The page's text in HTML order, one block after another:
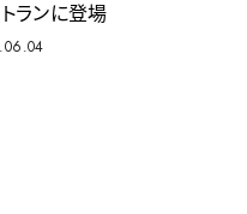
ランに登場